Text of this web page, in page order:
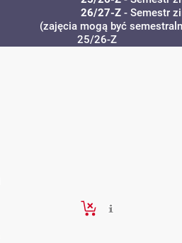
26/27-Z- Semestr
(zajęcia mogą być
25/26-Z